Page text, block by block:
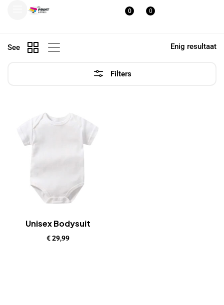
0 0
Filters
Enig resultaat
See
Unisex Bodysuit
€29,99